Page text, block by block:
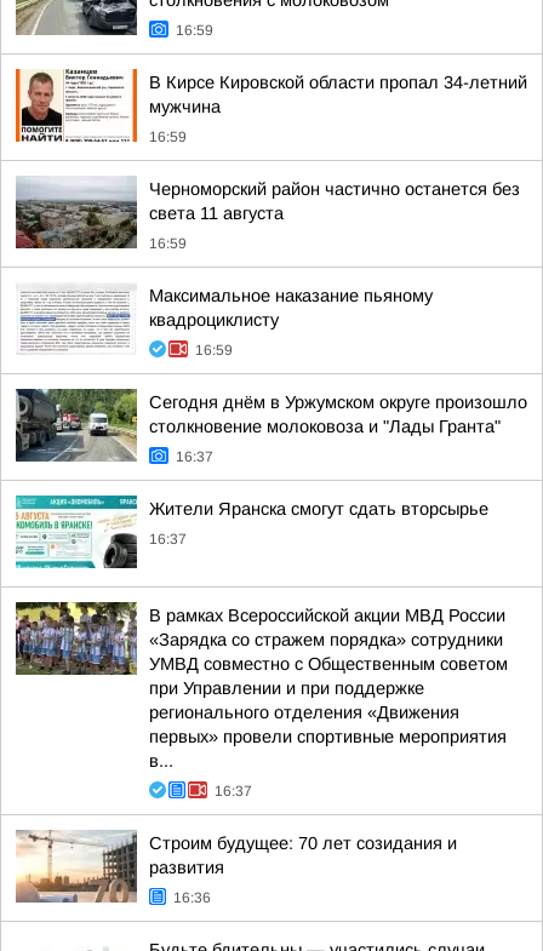
16:59
В Кирсе Кировской области пропал 34-летний
мужчина
16:59
Черноморский район частично останется без
света 11 августа
16:59
Максимальное наказание пьяному
квадроциклисту
16:59
Сегодня днём в Уржумском округе произошло
столкновение молоковоза и "Лады Гранта"
16:37
Жители Яранска смогут сдать вторсырье
16:37
В рамках Всероссийской акции МВД России
«Зарядка со стражем порядка» сотрудники
УМВД совместно с Общественным советом
при Управлении и при поддержке
регионального отделения «Движения
первых» провели спортивные мероприятия
в...
16:37
Строим будущее: 70 лет созидания и
развития
16:36